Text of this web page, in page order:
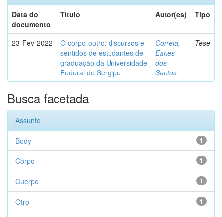
Data do
documento
Título Autor(es) Tipo
23-Fev-2022
O corpo-outro: discursos e
sentidos de estudantes de
graduação da Universidade
Federal de Sergipe
Correia,
Eanes
dos
Santos
Tese
Busca facetada
Assunto
1
Body
1
Corpo
1
Cuerpo
1
Otro